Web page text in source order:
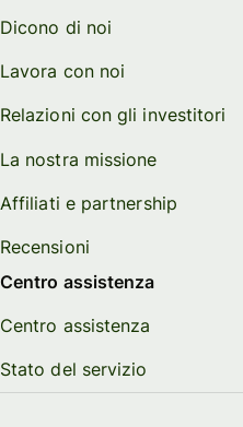
Dicono di noi
Lavora con noi
Relazioni con gli investitori
La nostra missione
Affiliati e partnership
Recensioni
Centro assistenza
Centro assistenza
Stato del servizio